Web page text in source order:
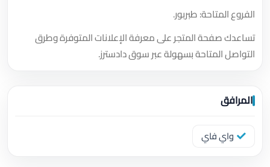
الفروع المتاحة: طبربور.
تساعدك صفحة المتجر على معرفة الإعلانات المتوفرة وطرق
التواصل المتاحة بسهولة عبر سوق دادسترز.
المرافق
واي فاي